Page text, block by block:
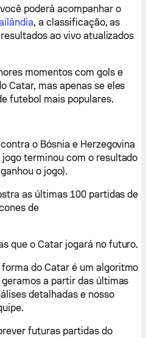
poderá acompanhar o
, a classificação, as
ao vivo atualizados
momentos com gols e
Catar, mas apenas se eles
futebol mais populares.
o Bósnia e Herzegovina
jogo terminou com o resultado
o jogo).
as últimas 100 partidas de
de
que o Catar jogará no futuro.
do Catar é um algoritmo
a partir das últimas
detalhadas e nosso
futuras partidas do